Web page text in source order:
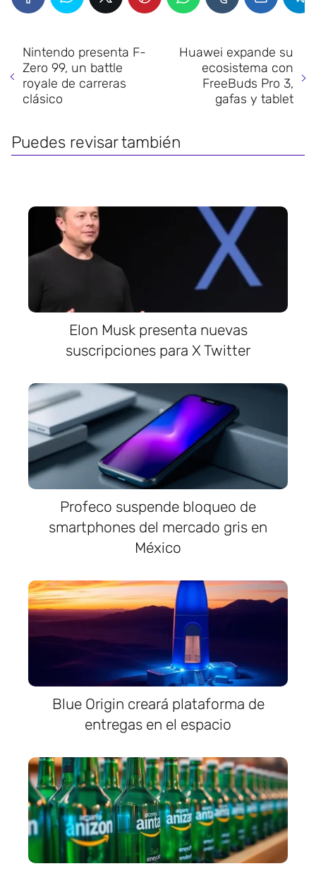
Nintendo presenta F-
Zero 99, un battle
royale de carreras
clásico
Huawei expande su
ecosistema con
FreeBuds Pro 3,
gafas y tablet
Puedes revisar también
Elon Musk presenta nuevas
suscripciones para X Twitter
Profeco suspende bloqueo de
smartphones del mercado gris en
México
Blue Origin creará plataforma de
entregas en el espacio